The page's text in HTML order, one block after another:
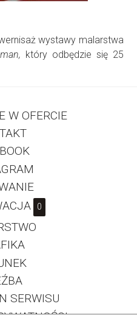
wystawy malarstwa
który odbędzie się 25
W OFERCIE
0
SERWISU